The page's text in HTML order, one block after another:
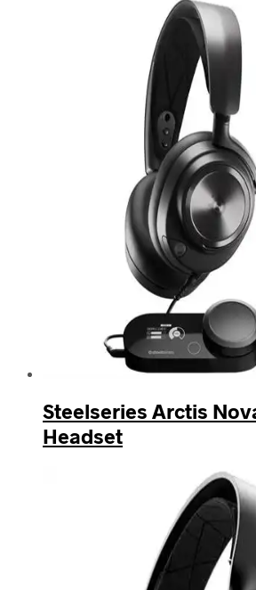
Steelseries Arctis
Headset